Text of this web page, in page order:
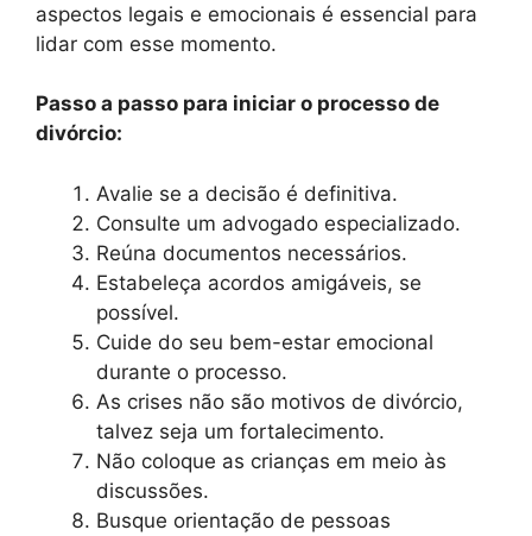
aspectos legais e emocionais é essencial para
lidar com esse momento.
Passo a passo para iniciar o processo de
divórcio:
Avalie se a decisão é definitiva.
Consulte um advogado especializado.
Reúna documentos necessários.
Estabeleça acordos amigáveis, se
possível.
Cuide do seu bem-estar emocional
durante o processo.
As crises não são motivos de divórcio,
talvez seja um fortalecimento.
Não coloque as crianças em meio às
discussões.
Busque orientação de pessoas